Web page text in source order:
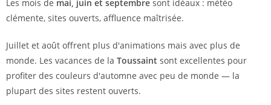
Les mois de mai, juin et septembre sont idéaux : météo
clémente, sites ouverts, affluence maîtrisée.
Juillet et août offrent plus d'animations mais avec plus de
monde. Les vacances de la Toussaint sont excellentes pour
profiter des couleurs d'automne avec peu de monde — la
plupart des sites restent ouverts.